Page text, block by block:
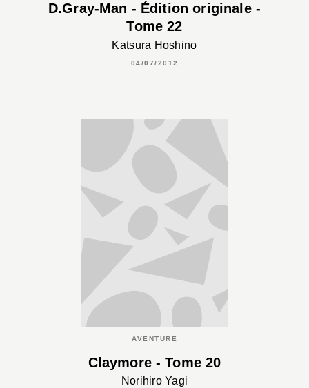
D.Gray-Man - Édition originale -
Tome 22
Katsura Hoshino
04/07/2012
AVENTURE
Claymore - Tome 20
Norihiro Yagi